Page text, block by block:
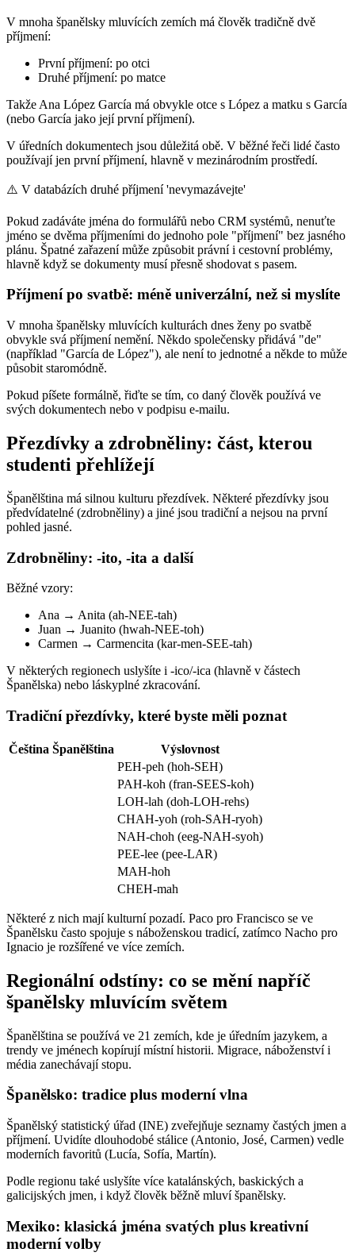
V mnoha španělsky mluvících zemích má člověk tradičně dvě
příjmení:
První příjmení: po otci
Druhé příjmení: po matce
Takže Ana López García má obvykle otce s López a matku s García
(nebo García jako její první příjmení).
V úředních dokumentech jsou důležitá obě. V běžné řeči lidé často
používají jen první příjmení, hlavně v mezinárodním prostředí.
⚠️ V databázích druhé příjmení 'nevymazávejte'
Pokud zadáváte jména do formulářů nebo CRM systémů, nenuťte
jméno se dvěma příjmeními do jednoho pole "příjmení" bez jasného
plánu. Špatné zařazení může způsobit právní i cestovní problémy,
hlavně když se dokumenty musí přesně shodovat s pasem.
Příjmení po svatbě: méně univerzální, než si myslíte
V mnoha španělsky mluvících kulturách dnes ženy po svatbě
obvykle svá příjmení nemění. Někdo společensky přidává "de"
(například "García de López"), ale není to jednotné a někde to může
působit staromódně.
Pokud píšete formálně, řiďte se tím, co daný člověk používá ve
svých dokumentech nebo v podpisu e-mailu.
Přezdívky a zdrobněliny: část, kterou
studenti přehlížejí
Španělština má silnou kulturu přezdívek. Některé přezdívky jsou
předvídatelné (zdrobněliny) a jiné jsou tradiční a nejsou na první
pohled jasné.
Zdrobněliny: -ito, -ita a další
Běžné vzory:
Ana → Anita (ah-NEE-tah)
Juan → Juanito (hwah-NEE-toh)
Carmen → Carmencita (kar-men-SEE-tah)
V některých regionech uslyšíte i -ico/-ica (hlavně v částech
Španělska) nebo láskyplné zkracování.
Tradiční přezdívky, které byste měli poznat
Čeština Španělština
Výslovnost
PEH-peh (hoh-SEH)
PAH-koh (fran-SEES-koh)
LOH-lah (doh-LOH-rehs)
CHAH-yoh (roh-SAH-ryoh)
NAH-choh (eeg-NAH-syoh)
PEE-lee (pee-LAR)
MAH-hoh
CHEH-mah
Některé z nich mají kulturní pozadí. Paco pro Francisco se ve
Španělsku často spojuje s náboženskou tradicí, zatímco Nacho pro
Ignacio je rozšířené ve více zemích.
Regionální odstíny: co se mění napříč
španělsky mluvícím světem
Španělština se používá ve 21 zemích, kde je úředním jazykem, a
trendy ve jménech kopírují místní historii. Migrace, náboženství i
média zanechávají stopu.
Španělsko: tradice plus moderní vlna
Španělský statistický úřad (INE) zveřejňuje seznamy častých jmen a
příjmení. Uvidíte dlouhodobé stálice (Antonio, José, Carmen) vedle
moderních favoritů (Lucía, Sofía, Martín).
Podle regionu také uslyšíte více katalánských, baskických a
galicijských jmen, i když člověk běžně mluví španělsky.
Mexiko: klasická jména svatých plus kreativní
moderní volby